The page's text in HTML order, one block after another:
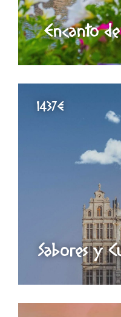
Encanto
Sabores y
1437€